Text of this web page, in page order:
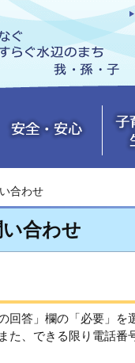
合わせ
合わせ
回答」欄の「必要」
た、できる限り電話